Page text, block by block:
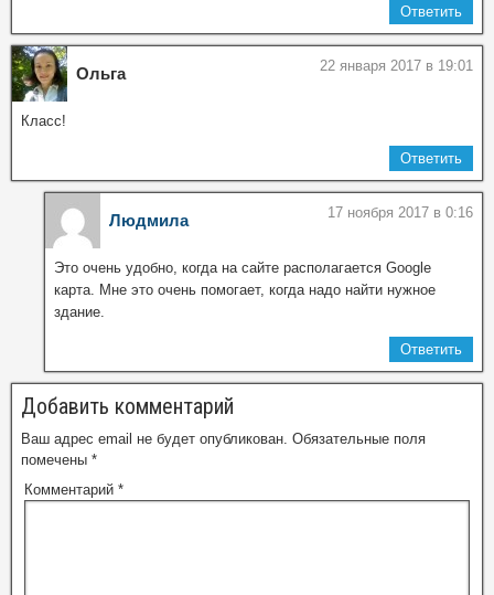
Ответить
Ольга 22 января 2017 в 19:01
Класс!
Ответить
Людмила 17 ноября 2017 в 0:16
Это очень удобно, когда на сайте располагается Google
карта. Мне это очень помогает, когда надо найти нужное
здание.
Ответить
Добавить комментарий
Ваш адрес email не будет опубликован. Обязательные поля
помечены *
Комментарий *